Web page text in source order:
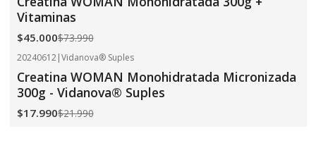
Vitaminas
$45.000$73.990
OFF
20240612|Vidanova® Suples
Creatina WOMAN Monohidratada Micronizada
300g - Vidanova® Suples
$17.990$21.990